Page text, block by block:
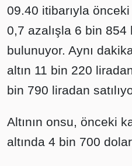
09.40 itibarıyla
0,7 azalışla 6 bin
bulunuyor. Aynı
altın 11 bin 220
bin 790 liradan
Altının onsu, önceki
altında 4 bin 700